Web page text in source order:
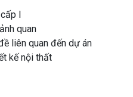
I
quan
liên quan đến dự án
kế nội thất